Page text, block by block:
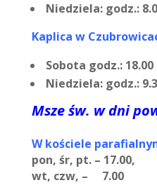
Niedziela: godz.:
Kaplica w
Sobota godz.: 18.00
Niedziela: godz.:
Msze św. w dni
W kościele
pon, śr, pt. – 17.00,
wt, czw, – 7.00